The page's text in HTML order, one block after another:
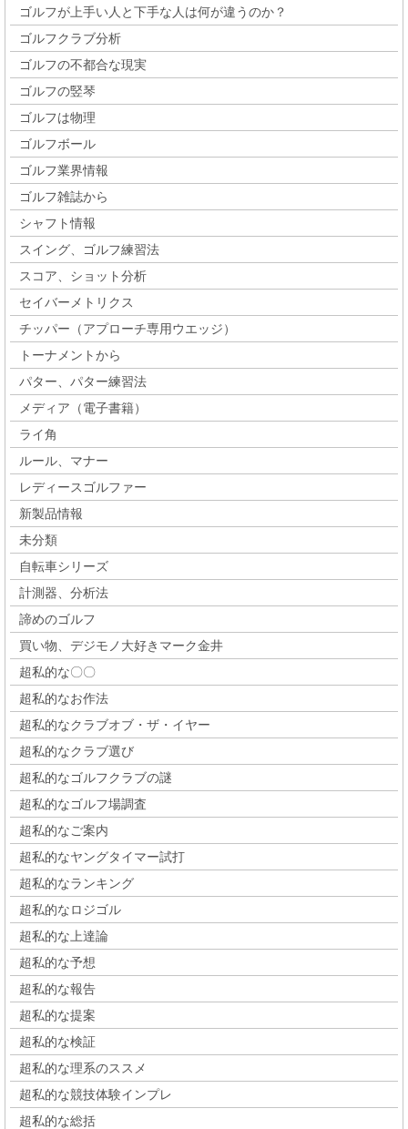
ゴルフが上手い人と下手な人は何が違うのか？
ゴルフクラブ分析
ゴルフの不都合な現実
ゴルフの竪琴
ゴルフは物理
ゴルフボール
ゴルフ業界情報
ゴルフ雑誌から
シャフト情報
スイング、ゴルフ練習法
スコア、ショット分析
セイバーメトリクス
チッパー（アプローチ専用ウエッジ）
トーナメントから
パター、パター練習法
メディア（電子書籍）
ライ角
ルール、マナー
レディースゴルファー
新製品情報
未分類
自転車シリーズ
計測器、分析法
諦めのゴルフ
買い物、デジモノ大好きマーク金井
超私的な〇〇
超私的なお作法
超私的なクラブオブ・ザ・イヤー
超私的なクラブ選び
超私的なゴルフクラブの謎
超私的なゴルフ場調査
超私的なご案内
超私的なヤングタイマー試打
超私的なランキング
超私的なロジゴル
超私的な上達論
超私的な予想
超私的な報告
超私的な提案
超私的な検証
超私的な理系のススメ
超私的な競技体験インプレ
超私的な総括